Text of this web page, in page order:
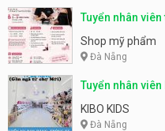
Tuyển nhân
Shop mỹ phẩm
Đà Nẵng
Tuyển nhân
KIBO KIDS
Đà Nẵng